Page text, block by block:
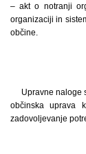
– akt o notranji
organizaciji in
občine.
Upravne naloge
občinska uprava
zadovoljevanje